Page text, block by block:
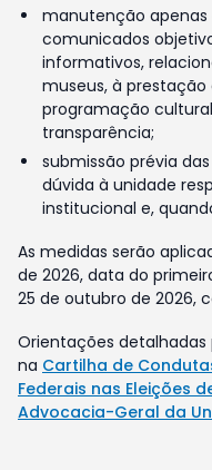
manutenção apenas
comunicados
informativos,
museus, à prestação
programação
transparência;
submissão prévia
dúvida à unidade
institucional e,
As medidas serão
de 2026, data do
25 de outubro de 2026,
Orientações
na Cartilha de
Federais nas Eleições
Advocacia-Geral da